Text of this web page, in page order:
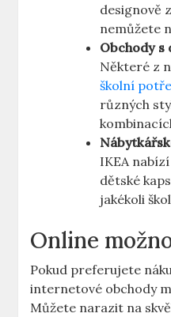
designově
nemůžete
Obchody s
Některé z
školní
různých
IKEA
dětské
jakékoli
Online
Pokud preferujete
internetové obchody
Můžete narazit na